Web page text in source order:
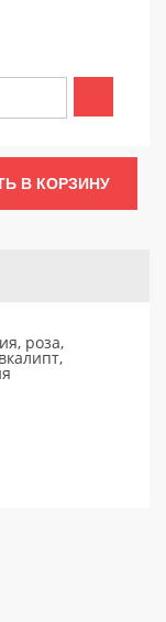
В КОРЗИНУ
роза,